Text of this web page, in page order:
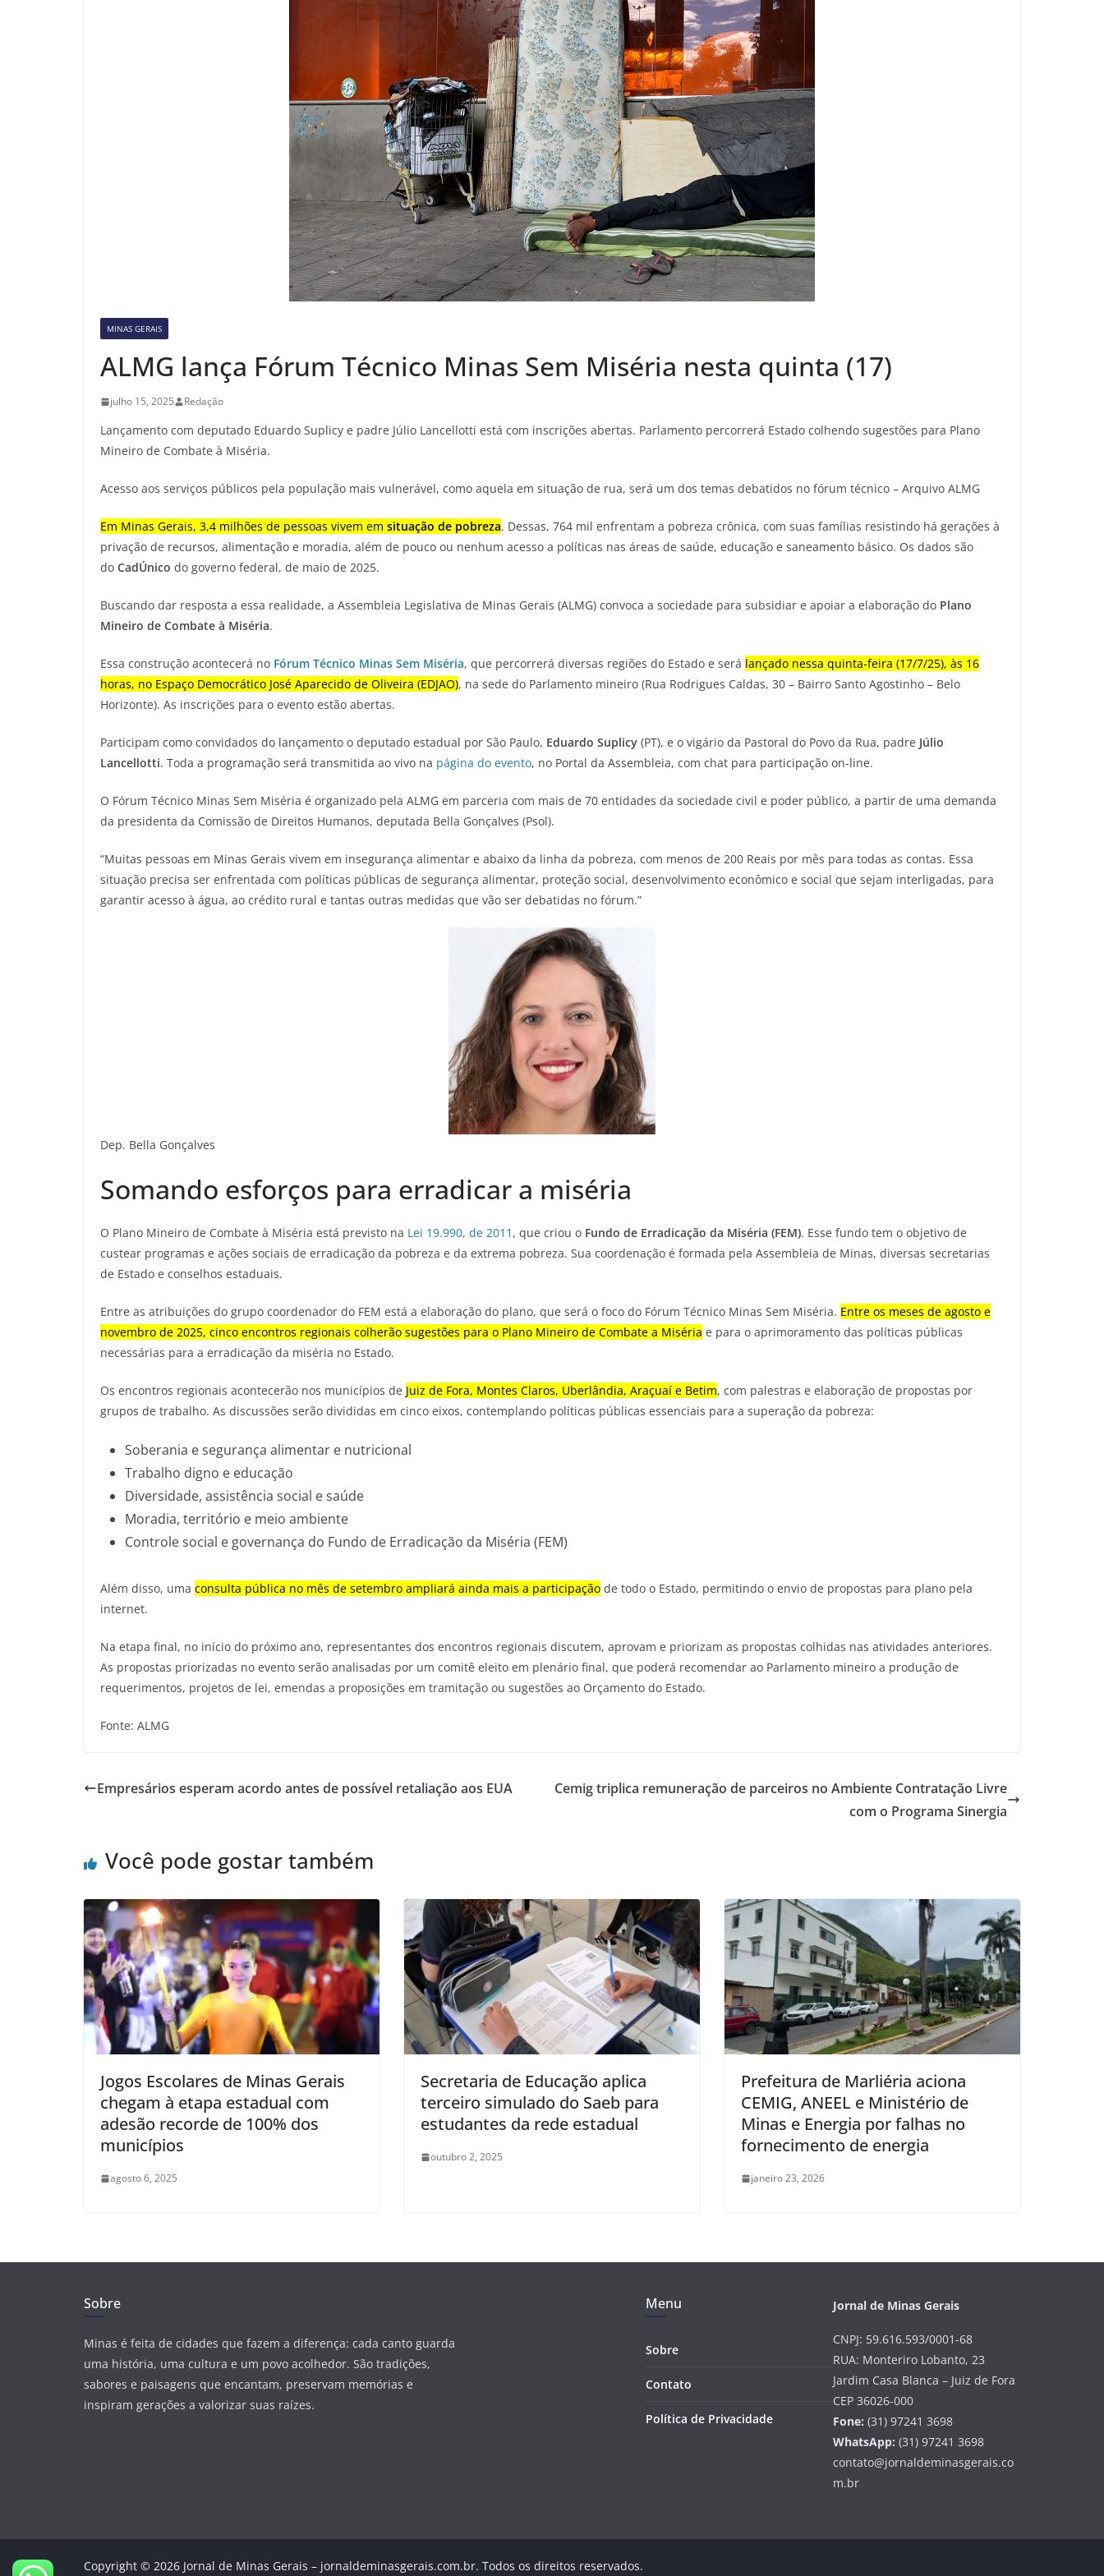
MINAS GERAIS
ALMG lança Fórum Técnico Minas Sem Miséria nesta quinta (17)
julho 15, 2025 Redação
Lançamento com deputado Eduardo Suplicy e padre Júlio Lancellotti está com inscrições abertas. Parlamento percorrerá Estado colhendo sugestões para Plano
Mineiro de Combate à Miséria.
Acesso aos serviços públicos pela população mais vulnerável, como aquela em situação de rua, será um dos temas debatidos no fórum técnico – Arquivo ALMG
Em Minas Gerais, 3,4 milhões de pessoas vivem em situação de pobreza. Dessas, 764 mil enfrentam a pobreza crônica, com suas famílias resistindo há gerações à
privação de recursos, alimentação e moradia, além de pouco ou nenhum acesso a políticas nas áreas de saúde, educação e saneamento básico. Os dados são
do CadÚnico do governo federal, de maio de 2025.
Buscando dar resposta a essa realidade, a Assembleia Legislativa de Minas Gerais (ALMG) convoca a sociedade para subsidiar e apoiar a elaboração do Plano
Mineiro de Combate à Miséria.
Essa construção acontecerá no Fórum Técnico Minas Sem Miséria, que percorrerá diversas regiões do Estado e será lançado nessa quinta-feira (17/7/25), às 16
horas, no Espaço Democrático José Aparecido de Oliveira (EDJAO), na sede do Parlamento mineiro (Rua Rodrigues Caldas, 30 – Bairro Santo Agostinho – Belo
Horizonte). As inscrições para o evento estão abertas.
Participam como convidados do lançamento o deputado estadual por São Paulo, Eduardo Suplicy (PT), e o vigário da Pastoral do Povo da Rua, padre Júlio
Lancellotti. Toda a programação será transmitida ao vivo na página do evento, no Portal da Assembleia, com chat para participação on-line.
O Fórum Técnico Minas Sem Miséria é organizado pela ALMG em parceria com mais de 70 entidades da sociedade civil e poder público, a partir de uma demanda
da presidenta da Comissão de Direitos Humanos, deputada Bella Gonçalves (Psol).
“Muitas pessoas em Minas Gerais vivem em insegurança alimentar e abaixo da linha da pobreza, com menos de 200 Reais por mês para todas as contas. Essa
situação precisa ser enfrentada com políticas públicas de segurança alimentar, proteção social, desenvolvimento econômico e social que sejam interligadas, para
garantir acesso à água, ao crédito rural e tantas outras medidas que vão ser debatidas no fórum.”
Dep. Bella Gonçalves
Somando esforços para erradicar a miséria
O Plano Mineiro de Combate à Miséria está previsto na Lei 19.990, de 2011 , que criou o Fundo de Erradicação da Miséria (FEM). Esse fundo tem o objetivo de
custear programas e ações sociais de erradicação da pobreza e da extrema pobreza. Sua coordenação é formada pela Assembleia de Minas, diversas secretarias
de Estado e conselhos estaduais.
Entre as atribuições do grupo coordenador do FEM está a elaboração do plano, que será o foco do Fórum Técnico Minas Sem Miséria. Entre os meses de agosto e
novembro de 2025, cinco encontros regionais colherão sugestões para o Plano Mineiro de Combate a Miséria e para o aprimoramento das políticas públicas
necessárias para a erradicação da miséria no Estado.
Os encontros regionais acontecerão nos municípios de Juiz de Fora, Montes Claros, Uberlândia, Araçuaí e Betim, com palestras e elaboração de propostas por
grupos de trabalho. As discussões serão divididas em cinco eixos, contemplando políticas públicas essenciais para a superação da pobreza:
Soberania e segurança alimentar e nutricional
Trabalho digno e educação
Diversidade, assistência social e saúde
Moradia, território e meio ambiente
Controle social e governança do Fundo de Erradicação da Miséria (FEM)
Além disso, uma consulta pública no mês de setembro ampliará ainda mais a participação de todo o Estado, permitindo o envio de propostas para plano pela
internet.
Na etapa final, no início do próximo ano, representantes dos encontros regionais discutem, aprovam e priorizam as propostas colhidas nas atividades anteriores.
As propostas priorizadas no evento serão analisadas por um comitê eleito em plenário final, que poderá recomendar ao Parlamento mineiro a produção de
requerimentos, projetos de lei, emendas a proposições em tramitação ou sugestões ao Orçamento do Estado.
Fonte: ALMG
Empresários esperam acordo antes de possível retaliação aos EUA
Cemig triplica remuneração de parceiros no Ambiente Contratação Livre
com o Programa Sinergia
Você pode gostar também
Jogos Escolares de Minas Gerais
chegam à etapa estadual com
adesão recorde de 100% dos
municípios
agosto 6, 2025
Secretaria de Educação aplica
terceiro simulado do Saeb para
estudantes da rede estadual
outubro 2, 2025
Prefeitura de Marliéria aciona
CEMIG, ANEEL e Ministério de
Minas e Energia por falhas no
fornecimento de energia
janeiro 23, 2026
Sobre
Minas é feita de cidades que fazem a diferença: cada canto guarda
uma história, uma cultura e um povo acolhedor. São tradições,
sabores e paisagens que encantam, preservam memórias e
inspiram gerações a valorizar suas raízes.
Menu
Sobre
Contato
Política de Privacidade
Jornal de Minas Gerais
CNPJ: 59.616.593/0001-68
RUA: Monteriro Lobanto, 23
Jardim Casa Blanca – Juiz de Fora
CEP 36026-000
Fone: (31) 97241 3698
WhatsApp: (31) 97241 3698
contato@jornaldeminasgerais.co
m.br
Copyright © 2026 Jornal de Minas Gerais – jornaldeminasgerais.com.br. Todos os direitos reservados.